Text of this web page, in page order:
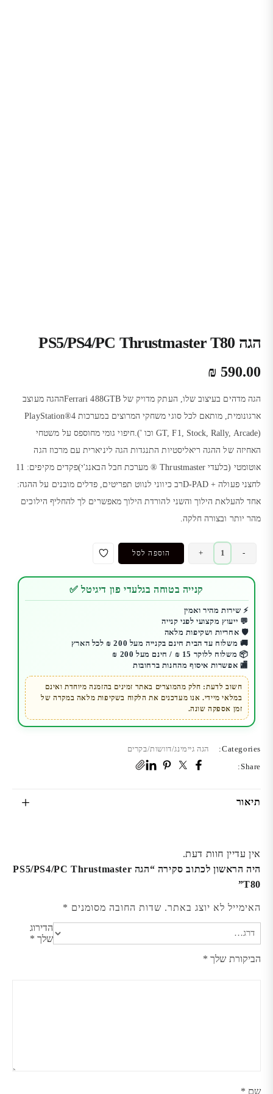
הגה PS5/PS4/PC Thrustmaster T80
₪ 590.00
הגה מדהים בעיצוב שלו, העתק מדויק של Ferrari 488GTBההגה מעוצב
ארגונומית, מותאם לכל סוגי משחקי המרוצים במערכות PlayStation®4
(GT, F1, Stock, Rally, Arcade וכו ').חיפוי גומי מחוספס על משטחי
האחיזה של ההגה ריאליסטיות התנגדות הגה ליניארית עם מרכוז הגה
אוטומטי (בלעדי Thrustmaster ® מערכת חבל הבאנג'י)פקדים מקיפים: 11
לחצני פעולה + D-PADרב כיווני לנווט תפריטים, פדלים מובנים על ההגה:
אחד להעלאת הילוך והשני להורדת הילוך מאפשרים לך להחליף הילוכים
מהר יותר ובצורה חלקה.‎
-
כמות
של
הגה
PS5/PS4/PC
Thrustmaster
T80
+ הוספה לסל
קנייה בטוחה בגלעדי פון דיגיטל ✅
⚡ שירות מהיר ואמין
💬 ייעוץ מקצועי לפני קנייה
🛡️ אחריות ושקיפות מלאה
🚚 משלוח עד הבית חינם בקנייה מעל 200 ₪ לכל הארץ
📦 משלוח ללוקר 15 ₪ / חינם מעל 200 ₪
🏬 אפשרות איסוף מהחנות ברחובות
חשוב לדעת: חלק מהמוצרים באתר זמינים בהזמנה מיוחדת ואינם
במלאי מיידי. אנו מעדכנים את הלקוח בשקיפות מלאה במקרה של
זמן אספקה שונה.
Categories:
הגה גיימינג/דוושות/בקרים
Share:
תיאור
אין עדיין חוות דעת.
היה הראשון לכתוב סקירה “הגה PS5/PS4/PC Thrustmaster
T80”
האימייל לא יוצג באתר. שדות החובה מסומנים *
הדירוג
שלך *
הביקורת שלך *
שם *